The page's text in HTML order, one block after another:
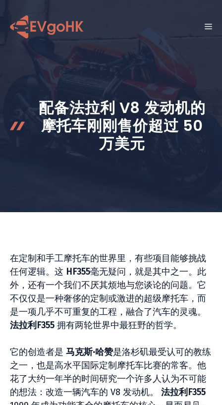
菜
配备法拉利 V8 发动机的
摩托车刚刚售价超过 50
万美元
在定制和手工摩托车的世界里，有些项目能够挑战
任何逻辑。这 HF355毫无疑问，就是其中之一。此
外，还有一个我们不厌其烦地与您谈论的问题。它
不仅仅是一种奢侈的定制或激进的超级摩托车，而
是一项几乎不可重复的工程，融合了汽车的灵魂。
法拉利F355 拥有两轮世界中最狂野的哲学。
它的创造者是 马克斯·哈赞是洛杉矶最受认可的教练
之一，也是高水平国际定制摩托车比赛的常客。他
花了大约一年半的时间研究一个许多人认为不可能
的想法：改造一辆汽车的 V8 发动机。 法拉利F355